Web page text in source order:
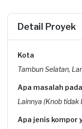
Detail Proyek
Kota
Tambun Selatan,
Apa masalah
Lainnya (Knob tidak
Apa jenis kompor